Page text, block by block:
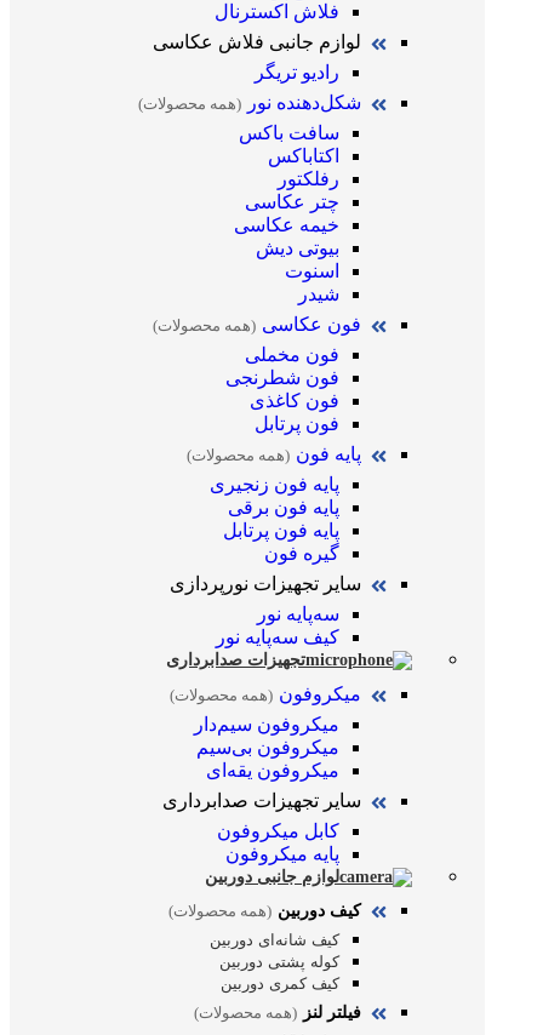
فلاش اکسترنال
لوازم جانبی فلاش عکاسی
رادیو تریگر
شکل‌دهنده نور
(همه محصولات)
سافت باکس
اکتاباکس
رفلکتور
چتر عکاسی
خیمه عکاسی
بیوتی دیش
اسنوت
شیدر
فون عکاسی (همه محصولات)
فون مخملی
فون شطرنجی
فون کاغذی
فون پرتابل
پایه فون (همه محصولات)
پایه فون زنجیری
پایه فون برقی
پایه فون پرتابل
گیره فون
سایر تجهیزات نورپردازی
سه‌پایه نور
کیف سه‌پایه نور
تجهیزات صدابرداری
میکروفون (همه محصولات)
میکروفون سیم‌دار
میکروفون بی‌سیم
میکروفون یقه‌ای
سایر تجهیزات صدابرداری
کابل میکروفون
پایه میکروفون
لوازم جانبی دوربین
کیف دوربین (همه محصولات)
کیف شانه‌ای دوربین
کوله پشتی دوربین
کیف کمری دوربین
فیلتر لنز (همه محصولات)